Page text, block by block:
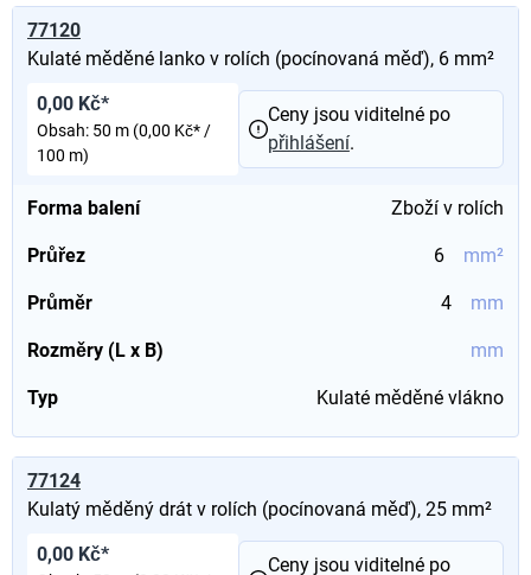
77120
Kulaté měděné lanko v rolích (pocínovaná měď), 6 mm²
Forma balení Zboží v rolích
Průřez 6 mm²
Průměr 4 mm
Rozměry (L x B) mm
Typ Kulaté měděné vlákno
0,00 Kč*
Obsah: 50 m (0,00 Kč* /
100 m)
Ceny jsou viditelné po
přihlášení.
77124
Kulatý měděný drát v rolích (pocínovaná měď), 25 mm²
0,00 Kč*
Ceny jsou viditelné po